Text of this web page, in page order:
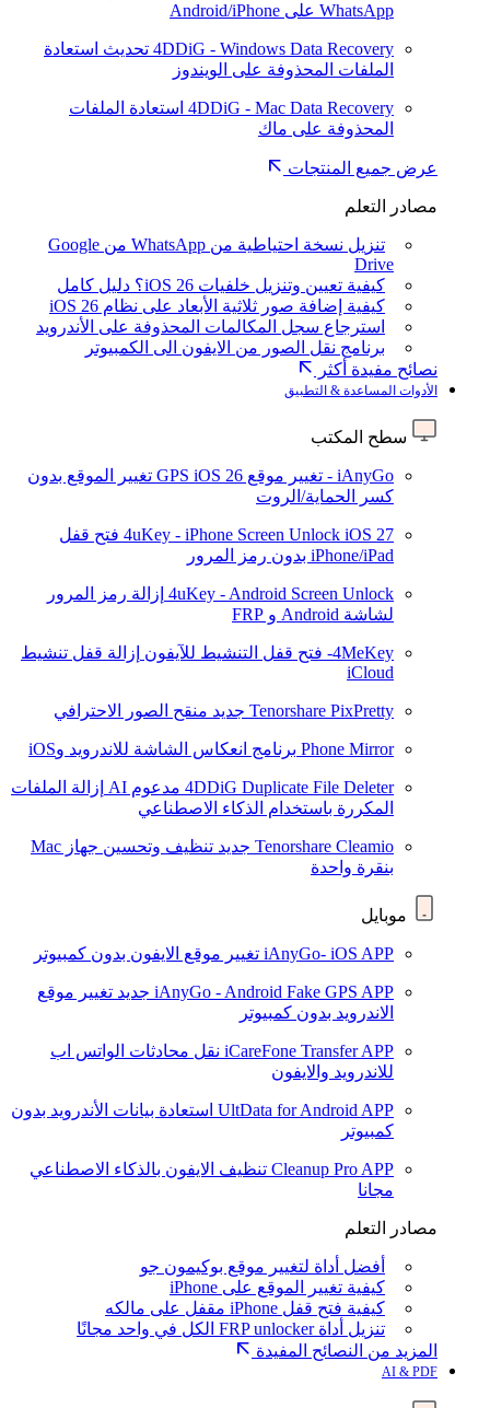
WhatsApp على Android/iPhone
4DDiG - Windows Data Recovery تحديث استعادة
الملفات المحذوفة على الويندوز
4DDiG - Mac Data Recovery استعادة الملفات
المحذوفة على ماك
عرض جميع المنتجات
مصادر التعلم
تنزيل نسخة احتياطية من WhatsApp من Google
Drive
كيفية تعيين وتنزيل خلفيات iOS 26؟ دليل كامل
كيفية إضافة صور ثلاثية الأبعاد على نظام iOS 26
استرجاع سجل المكالمات المحذوفة على الأندرويد
برنامج نقل الصور من الايفون الى الكمبيوتر
نصائح مفيدة أكثر
الأدوات المساعدة & التطبيق
سطح المكتب
iAnyGo - تغيير موقع GPS iOS 26
تغيير الموقع بدون
كسر الحماية/الروت
4uKey - iPhone Screen Unlock iOS 27
فتح قفل
iPhone/iPad بدون رمز المرور
4uKey - Android Screen Unlock إزالة رمز المرور
لشاشة Android و FRP
4MeKey- فتح قفل التنشيط للآيفون
إزالة قفل تنشيط
iCloud
Tenorshare PixPretty جديد منقح الصور الاحترافي
Phone Mirror برنامج انعكاس الشاشة للاندرويد وiOS
4DDiG Duplicate File Deleter مدعوم AI
إزالة الملفات
المكررة باستخدام الذكاء الاصطناعي
Tenorshare Cleamio جديد
تنظيف وتحسين جهاز Mac
بنقرة واحدة
موبايل
iAnyGo- iOS APP تغيير موقع الايفون بدون كمبيوتر
iAnyGo - Android Fake GPS APP جديد تغيير موقع
الاندرويد بدون كمبيوتر
iCareFone Transfer APP نقل محادثات الواتس اب
للاندرويد والايفون
UltData for Android APP استعادة بيانات الأندرويد بدون
كمبيوتر
Cleanup Pro APP تنظيف الايفون بالذكاء الاصطناعي
مجانا
مصادر التعلم
أفضل أداة لتغيير موقع بوكيمون جو
كيفية تغيير الموقع على iPhone
كيفية فتح قفل iPhone مقفل على مالكه
تنزيل أداة FRP unlocker الكل في واحد مجانًا
المزيد من النصائح المفيدة
AI & PDF